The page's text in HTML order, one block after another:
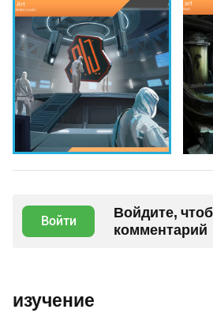
Войти
Войдите,
комментарий
изучение